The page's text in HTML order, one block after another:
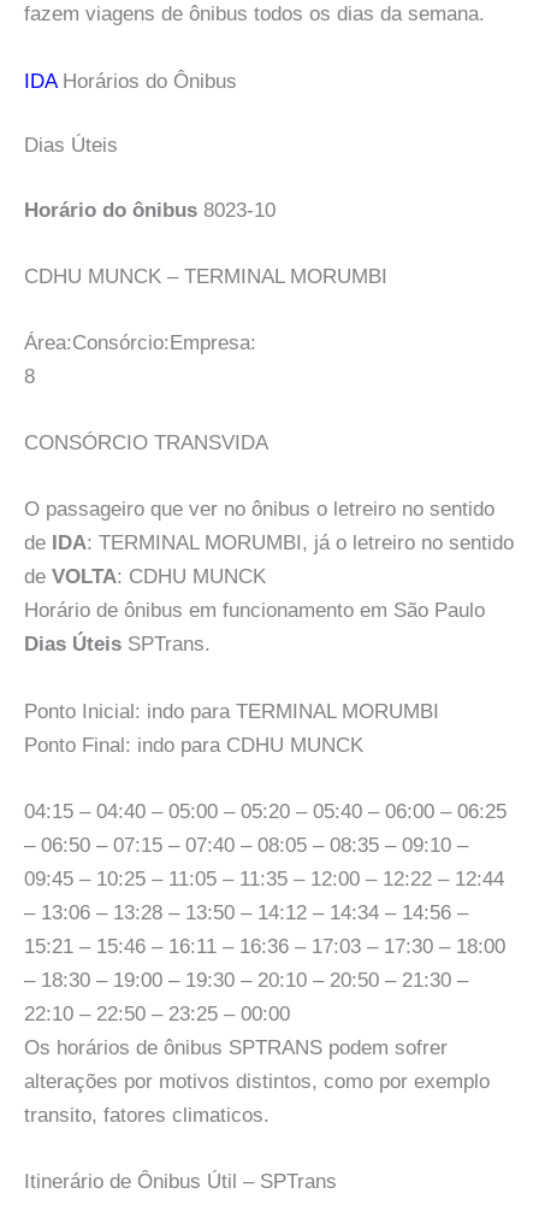
fazem viagens de ônibus todos os dias da semana.
IDAHorários do Ônibus
Dias Úteis
Horário do ônibus 8023-10
CDHU MUNCK – TERMINAL MORUMBI
Área:Consórcio:Empresa:
8
CONSÓRCIO TRANSVIDA
O passageiro que ver no ônibus o letreiro no sentido
de
IDA: TERMINAL MORUMBI, já o letreiro no sentido
de VOLTA: CDHU MUNCK
Horário de ônibus em funcionamento em São Paulo
Dias Úteis SPTrans.
Ponto Inicial: indo para TERMINAL MORUMBI
Ponto Final: indo para CDHU MUNCK
04:15 – 04:40 – 05:00 – 05:20 – 05:40 – 06:00 – 06:25
– 06:50 – 07:15 – 07:40 – 08:05 – 08:35 – 09:10 –
09:45 – 10:25 – 11:05 – 11:35 – 12:00 – 12:22 – 12:44
– 13:06 – 13:28 – 13:50 – 14:12 – 14:34 – 14:56 –
15:21 – 15:46 – 16:11 – 16:36 – 17:03 – 17:30 – 18:00
– 18:30 – 19:00 – 19:30 – 20:10 – 20:50 – 21:30 –
22:10 – 22:50 – 23:25 – 00:00
Os horários de ônibus SPTRANS podem sofrer
alterações por motivos distintos, como por exemplo
transito, fatores climaticos.
Itinerário de Ônibus Útil – SPTrans